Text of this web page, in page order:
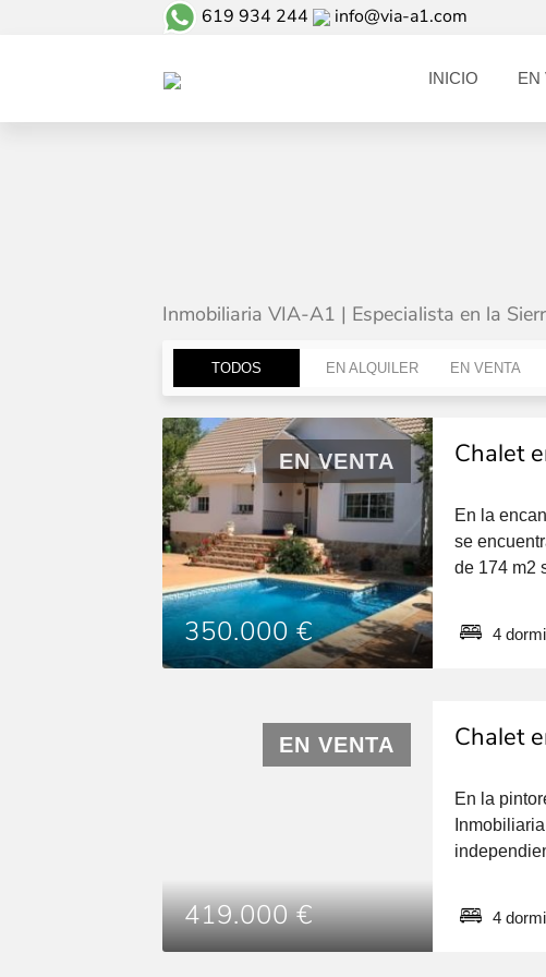
619 934 244 info@via-a1.com
INICIO EN
Inmobiliaria VIA-A1 | Especialista en la
TODOS EN ALQUILER EN VENTA
EN VENTA
350.000 €
Chalet
En la
se
de 174 m2
Principal:
4
EN VENTA
419.000 €
Chalet
En la
con 266
4